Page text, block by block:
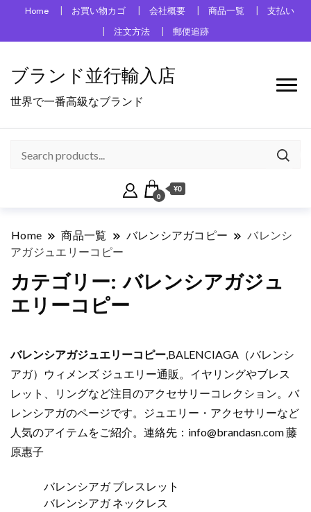
Home お買い物カゴ 会社概要 商品一覧
支払い
注文方法
郵便追跡
ブランド並行輸入店
世界で一番高級なブランド
0
¥0
Home 商品一覧 バレンシアガコピー
バレンシ
アガジュエリーコピー
カテゴリー:バレンシアガジュ
エリーコピー
バレンシアガジュエリーコピー,BALENCIAGA（バレンシ
アガ）ウィメンズ ジュエリー通販。イヤリングやブレス
レット、リングなど注目のアクセサリーコレクション。バ
レンシアガのページです。ジュエリー・アクセサリーなど
人気のアイテムをご紹介。連絡先： info@brandasn.com藤
原惠子
バレンシアガ ブレスレット
バレンシアガ ネックレス